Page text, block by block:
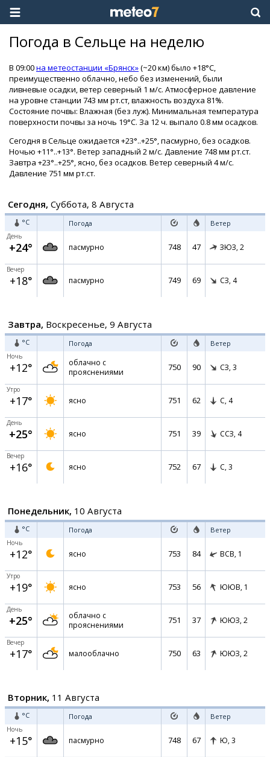
Погода в Сельце на неделю
В 09:00на метеостанции «Брянск»(~20 км) было +18°C,
преимущественно облачно, небо без изменений, были
ливневые осадки, ветер северный 1 м/с. Атмосферное давление
на уровне станции 743 мм рт.ст, влажность воздуха 81%.
Состояние почвы: Влажная (без луж). Минимальная температура
поверхности почвы за ночь 19°C. За 12 ч. выпало 0.8 мм осадков.
Сегодня в Сельце ожидается +23°..+25°, пасмурно, без осадков.
Ночью +11°..+13°. Ветер западный 2 м/с. Давление 748 мм рт.ст.
Завтра +23°..+25°, ясно, без осадков. Ветер северный 4 м/с.
Давление 751 мм рт.ст.
Сегодня, Суббота, 8 Августа
°C Погода Ветер
День
+24° пасмурно 748 47 ЗЮЗ, 2
Вечер
+18° пасмурно 749 69 СЗ, 4
Завтра, Воскресенье, 9 Августа
°C Погода Ветер
Ночь
+12°
облачно с
прояснениями
750 90 СЗ, 3
Утро
+17° ясно 751 62 С, 4
День
+25° ясно 751 39 ССЗ, 4
Вечер
+16° ясно 752 67 С, 3
Понедельник, 10 Августа
°C Погода Ветер
Ночь
+12° ясно 753 84 ВСВ, 1
Утро
+19° ясно 753 56 ЮЮВ, 1
День
+25°
облачно с
прояснениями
751 37 ЮЮЗ, 2
Вечер
+17° малооблачно 750 63 ЮЮЗ, 2
Вторник, 11 Августа
°C Погода Ветер
Ночь
+15° пасмурно 748 67 Ю, 3